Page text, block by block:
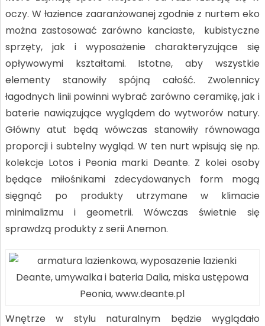
oczy. W łazience zaaranżowanej zgodnie z nurtem eko
można zastosować zarówno kanciaste, kubistyczne
sprzęty, jak i wyposażenie charakteryzujące się
opływowymi kształtami. Istotne, aby wszystkie
elementy stanowiły spójną całość. Zwolennicy
łagodnych linii powinni wybrać zarówno ceramikę, jak i
baterie nawiązujące wyglądem do wytworów natury.
Główny atut będą wówczas stanowiły równowaga
proporcji i subtelny wygląd. W ten nurt wpisują się np.
kolekcje Lotos i Peonia marki Deante. Z kolei osoby
będące miłośnikami zdecydowanych form mogą
sięgnąć po produkty utrzymane w klimacie
minimalizmu i geometrii. Wówczas świetnie się
sprawdzą produkty z serii Anemon.
Deante, umywalka i bateria Dalia, miska ustępowa
Peonia, www.deante.pl
Wnętrze w stylu naturalnym będzie wyglądało